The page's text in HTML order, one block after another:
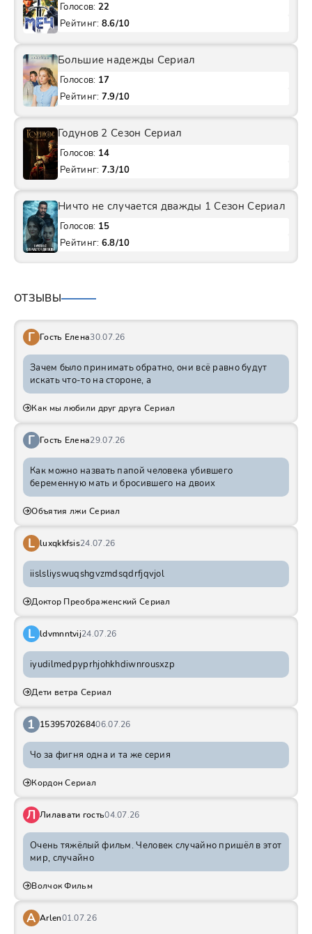
Голосов: 22
Рейтинг: 8.6/10
Большие надежды Сериал
Голосов: 17
Рейтинг: 7.9/10
Годунов 2 Сезон Сериал
Голосов: 14
Рейтинг: 7.3/10
Ничто не случается дважды 1 Сезон Сериал
Голосов: 15
Рейтинг: 6.8/10
ОТЗЫВЫ
Г Гость Елена30.07.26
Зачем было принимать обратно, они всё равно будут
искать что-то на стороне, а
Как мы любили друг друга Сериал
Г Гость Елена29.07.26
Как можно назвать папой человека убившего
беременную мать и бросившего на двоих
Объятия лжи Сериал
L luxqkkfsis24.07.26
iislsliyswuqshgvzmdsqdrfjqvjol
Доктор Преображенский Сериал
L ldvmnntvij24.07.26
iyudilmedpyprhjohkhdiwnrousxzp
Дети ветра Сериал
1 1539570268406.07.26
Чо за фигня одна и та же серия
Кордон Сериал
Л Лилавати гость04.07.26
Очень тяжёлый фильм. Человек случайно пришёл в этот
мир, случайно
Волчок Фильм
A Arlen01.07.26